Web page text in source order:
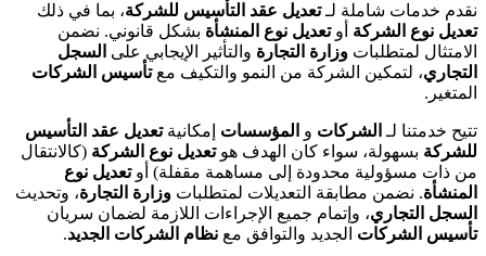
نقدم خدمات شاملة لـتعديل عقد التأسيس للشركة، بما في ذلك
تعديل نوع الشركة أوتعديل نوع المنشأة بشكل قانوني. نضمن
الامتثال لمتطلبات وزارة التجارة والتأثير الإيجابي على السجل
التجاري، لتمكين الشركة من النمو والتكيف معتأسيس الشركات
المتغير.
تتيح خدمتنا لـ الشركات و المؤسسات إمكانيةتعديل عقد التأسيس
للشركة بسهولة، سواء كان الهدف هوتعديل نوع الشركة (كالانتقال
من ذات مسؤولية محدودة إلى مساهمة مقفلة) أوتعديل نوع
المنشأة. نضمن مطابقة التعديلات لمتطلبات وزارة التجارة، وتحديث
السجل التجاري، وإتمام جميع الإجراءات اللازمة لضمان سريان
تأسيس الشركات الجديد والتوافق مع نظام الشركات الجديد.